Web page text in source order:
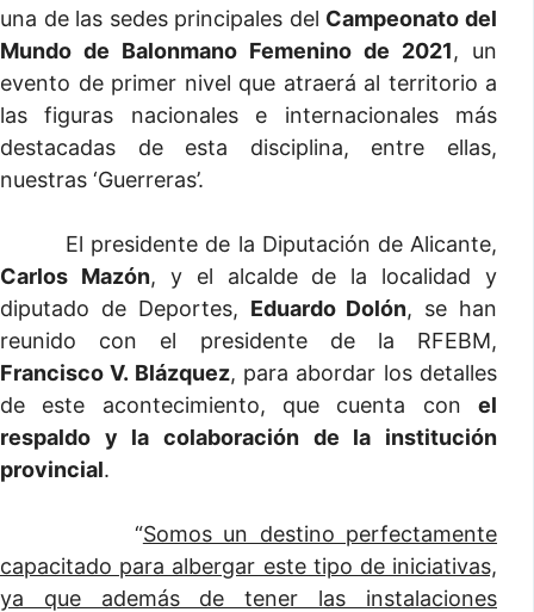
una de las sedes principales del Campeonato del
Mundo de Balonmano Femenino de 2021, un
evento de primer nivel que atraerá al territorio a
las figuras nacionales e internacionales más
destacadas de esta disciplina, entre ellas,
nuestras ‘Guerreras’.
El presidente de la Diputación de Alicante,
Carlos Mazón, y el alcalde de la localidad y
diputado de Deportes, Eduardo Dolón, se han
reunido con el presidente de la RFEBM,
Francisco V. Blázquez, para abordar los detalles
de este acontecimiento, que cuenta con el
respaldo y la colaboración de la institución
provincial.
“Somos un destino perfectamente
capacitado para albergar este tipo de iniciativas,
ya que además de tener las instalaciones